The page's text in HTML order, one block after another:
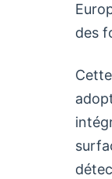
des